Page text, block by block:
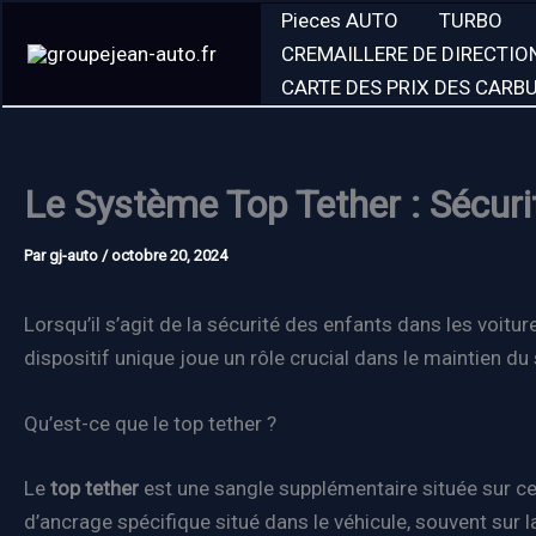
Pieces AUTO TURBO
CREMAILLERE DE
CARTE DES PRIX DES
Le Système Top Tether :
Pargj-auto /octobre 20, 2024
Lorsqu’il s’agit de la sécurité des enfants dans les
dispositif unique joue un rôle crucial dans le maintien
Qu’est-ce que le top tether ?
Le top tether est une sangle supplémentaire située sur
d’ancrage spécifique situé dans le véhicule, souvent